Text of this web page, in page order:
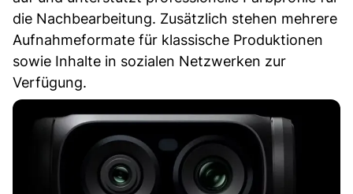
die Nachbearbeitung. Zusätzlich stehen mehrere
Aufnahmeformate für klassische Produktionen
sowie Inhalte in sozialen Netzwerken zur
Verfügung.